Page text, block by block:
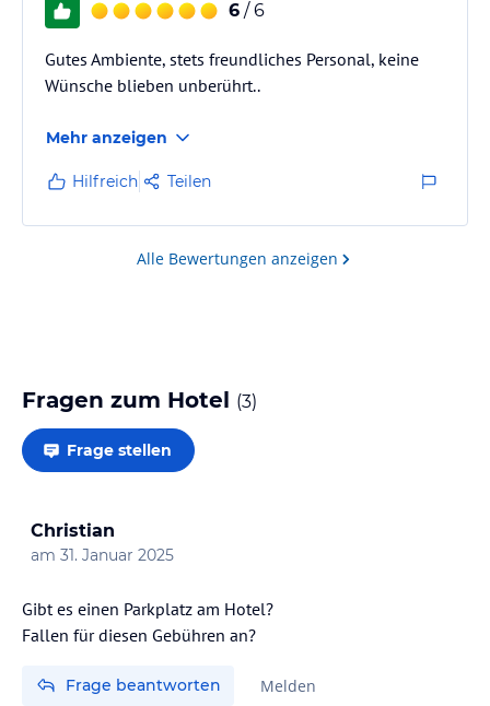
6 / 6
Gutes Ambiente, stets freundliches Personal, keine
Wünsche blieben unberührt..
Mehr anzeigen
Hilfreich Teilen
Alle Bewertungen anzeigen
Fragen zum Hotel (3)
Frage stellen
Christian
am 31. Januar 2025
Gibt es einen Parkplatz am Hotel?
Frage beantworten Melden